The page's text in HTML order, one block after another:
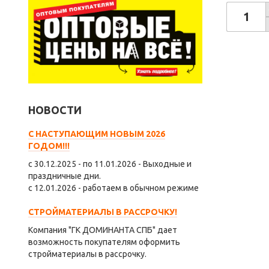
НОВОСТИ
С НАСТУПАЮЩИМ НОВЫМ 2026
ГОДОМ!!!
с 30.12.2025 - по 11.01.2026 - Выходные и
праздничные дни.
с 12.01.2026 - работаем в обычном режиме
СТРОЙМАТЕРИАЛЫ В РАССРОЧКУ!
Компания "ГК ДОМИНАНТА СПБ" дает
возможность покупателям оформить
стройматериалы в рассрочку.